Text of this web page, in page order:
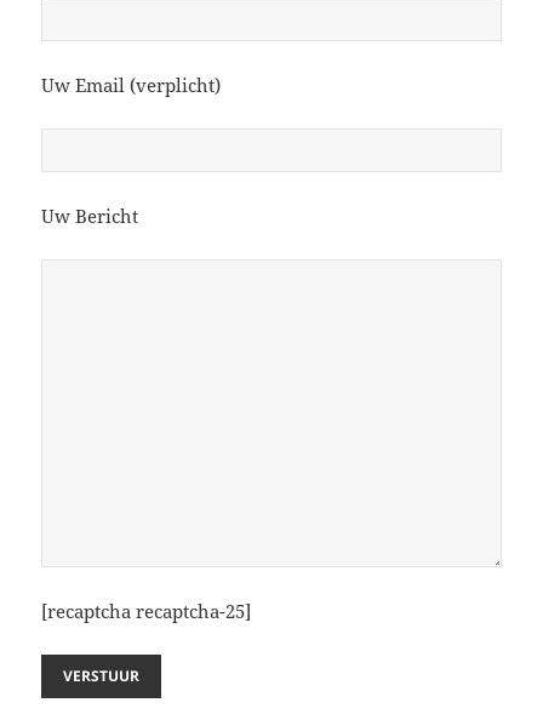
Uw Email (verplicht)
Uw Bericht
[recaptcha recaptcha-25]